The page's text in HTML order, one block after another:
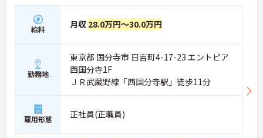
給料 月収 28.0万円～30.0万円
勤務地
東京都 国分寺市 日吉町4-17-23 エントピア
西国分寺1F
ＪＲ武蔵野線「西国分寺駅」徒歩11分
雇用形態 正社員(正職員)